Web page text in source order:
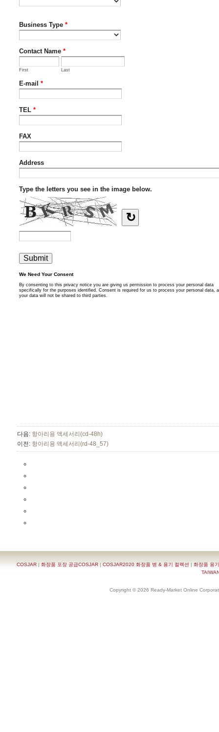
다음: 항아리용 액세서리(cd-48h)
이전: 항아리용 액세서리(rd-48_57)
COSJAR | 화장품 포장 공급COSJAR | COSJAR2020 화장품 병 & 용기 컬렉션 | 화장품 용
Copyright © 2026 Ready-Market Online